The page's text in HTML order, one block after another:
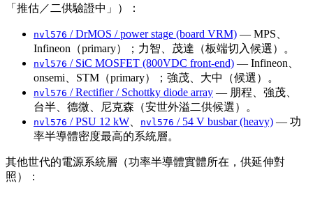
「推估／二供驗證中」）：
nvl576 / DrMOS / power stage (board VRM) — MPS、
Infineon（primary）；力智、茂達（板端切入候選）。
nvl576 / SiC MOSFET (800VDC front-end) — Infineon、
onsemi、STM（primary）；強茂、大中（候選）。
nvl576 / Rectifier / Schottky diode array — 朋程、強茂、
台半、德微、尼克森（安世外溢二供候選）。
nvl576 / PSU 12 kW nvl576 / 54 V busbar (heavy) — 功
率半導體密度最高的系統層。
其他世代的電源系統層（功率半導體實體所在，供延伸對
照）：